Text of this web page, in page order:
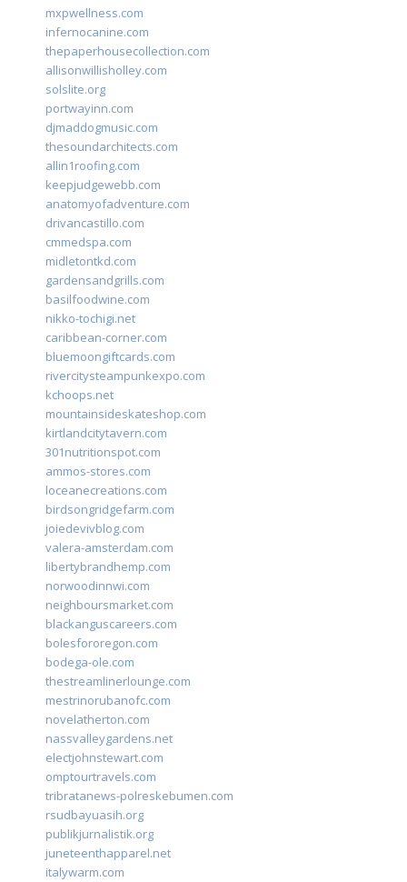
mxpwellness.com
infernocanine.com
thepaperhousecollection.com
allisonwillisholley.com
solslite.org
portwayinn.com
djmaddogmusic.com
thesoundarchitects.com
allin1roofing.com
keepjudgewebb.com
anatomyofadventure.com
drivancastillo.com
cmmedspa.com
midletontkd.com
gardensandgrills.com
basilfoodwine.com
nikko-tochigi.net
caribbean-corner.com
bluemoongiftcards.com
rivercitysteampunkexpo.com
kchoops.net
mountainsideskateshop.com
kirtlandcitytavern.com
301nutritionspot.com
ammos-stores.com
loceanecreations.com
birdsongridgefarm.com
joiedevivblog.com
valera-amsterdam.com
libertybrandhemp.com
norwoodinnwi.com
neighboursmarket.com
blackanguscareers.com
bolesfororegon.com
bodega-ole.com
thestreamlinerlounge.com
mestrinorubanofc.com
novelatherton.com
nassvalleygardens.net
electjohnstewart.com
omptourtravels.com
tribratanews-polreskebumen.com
rsudbayuasih.org
publikjurnalistik.org
juneteenthapparel.net
italywarm.com